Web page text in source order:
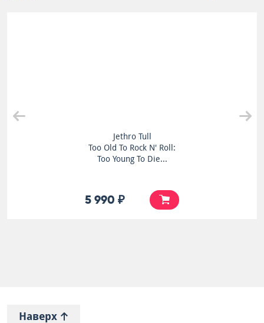
Jethro Tull
Too Old To Rock N' Roll:
Too Young To Die...
5 990 ₽
Наверх